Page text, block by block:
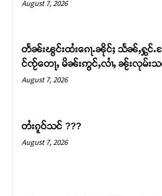
တႃႇႁႂ်ႈသဵင်ၵၢင်ၸႂ်ၵူၼ်းမိူင်း ၵူႈ
August 7, 2026
တႅၼ်းၽွင်းထႆးၵေႃႉၼိုင်ႈ သႅၼ်ႇႁွင်ႉ
င်ၸႂ်တေႃႇ မိၼ်းဢွင်ႇလၢႆႇ ၼႂ်းလုမ်းသ
August 7, 2026
တႆးၵူဝ်သင် ???
August 7, 2026